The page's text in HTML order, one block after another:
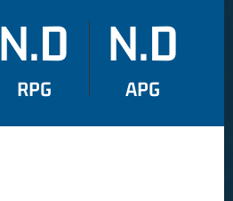
N.D
RPG
N.D
APG